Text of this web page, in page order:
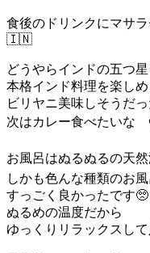
食後のドリンクにマサ
🇮🇳
どうやらインドの五つ
本格インド料理を楽しめ
ビリヤニ美味しそうだ
次はカレー食べたい
お風呂はぬるぬるの天
しかも色んな種類のお
すっごく良かったです
ぬるめの温度だから
ゆっくりリラックスして